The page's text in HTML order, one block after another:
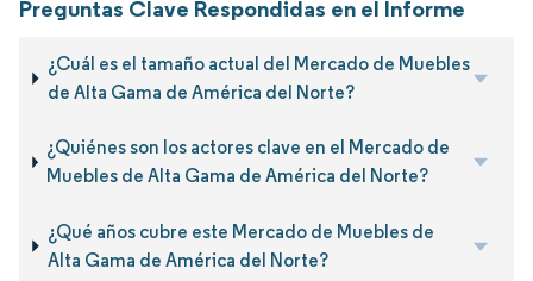
Preguntas Clave Respondidas en el Informe
¿Cuál es el tamaño actual del Mercado de Muebles
de Alta Gama de América del Norte?
¿Quiénes son los actores clave en el Mercado de
Muebles de Alta Gama de América del Norte?
¿Qué años cubre este Mercado de Muebles de
Alta Gama de América del Norte?